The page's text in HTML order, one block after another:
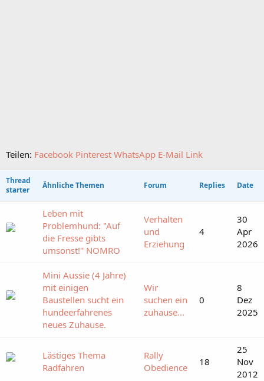
Teilen: Facebook Pinterest WhatsApp E-Mail Link
Thread
starter
Ähnliche Themen Forum Replies Date
Leben mit
Problemhund: "Auf
die Fresse gibts
umsonst!" NOMRO
Verhalten
und
Erziehung
4
30
Apr
2026
Mini Aussie (4 Jahre)
mit einigen
Baustellen sucht ein
hundeerfahrenes
neues Zuhause.
Wir
suchen ein
zuhause...
0
8
Dez
2025
Lästiges Thema
Radfahren
Rally
Obedience
18
25
Nov
2012